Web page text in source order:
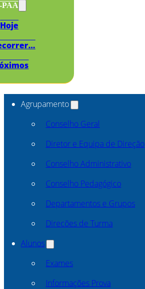
PAA
Hoje
Agrupamento
Conselho Geral
Diretor e Equipa de Direção
Conselho Administrativo
Conselho Pedagógico
Departamentos e Grupos
Direcões de Turma
Alunos
Exames
Informações Prova